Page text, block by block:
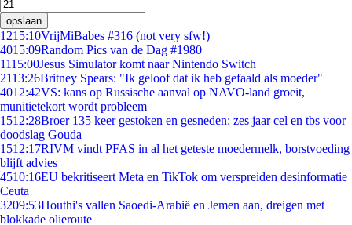
opslaan
1215:10VrijMiBabes #316 (not very sfw!)
4015:09Random Pics van de Dag #1980
1115:00Jesus Simulator komt naar Nintendo Switch
2113:26Britney Spears: "Ik geloof dat ik heb gefaald als moeder"
4012:42VS: kans op Russische aanval op NAVO-land groeit,
munitietekort wordt probleem
1512:28Broer 135 keer gestoken en gesneden: zes jaar cel en tbs voor
doodslag Gouda
1512:17RIVM vindt PFAS in al het geteste moedermelk, borstvoeding
blijft advies
4510:16EU bekritiseert Meta en TikTok om verspreiden desinformatie
Ceuta
3209:53Houthi's vallen Saoedi-Arabië en Jemen aan, dreigen met
blokkade olieroute